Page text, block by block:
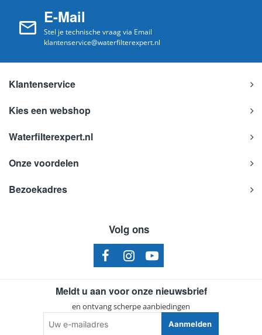
E-Mail
Stel je technische vraag via Email
klantenservice@waterfilterexpert.nl
Klantenservice
Kies een webshop
Waterfilterexpert.nl
Onze voordelen
Bezoekadres
Volg ons
Meldt u aan voor onze nieuwsbrief
en ontvang scherpe aanbiedingen
e-
Aanmelden